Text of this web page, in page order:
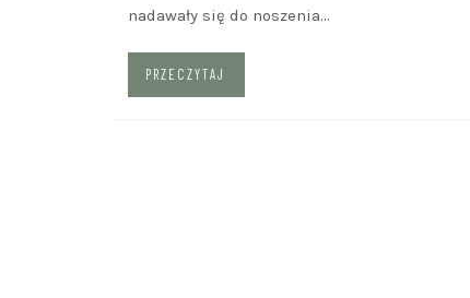
nadawały się do noszenia…
PRZECZYTAJ